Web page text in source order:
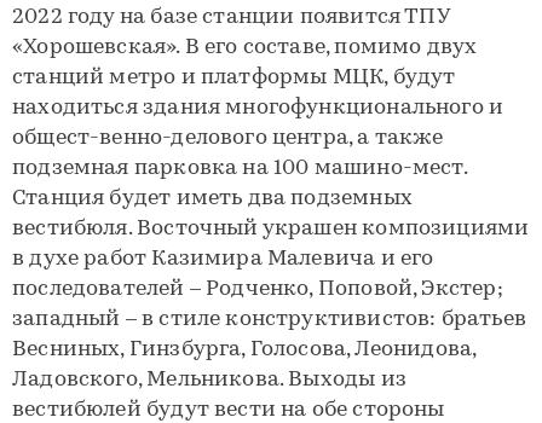
2022 году на базе станции появится ТПУ
«Хорошевская». В его составе, помимо двух
станций метро и платформы МЦК, будут
находиться здания многофункционального и
общест-венно-делового центра, а также
подземная парковка на 100 машино-мест.
Станция будет иметь два подземных
вестибюля. Восточный украшен композициями
в духе работ Казимира Малевича и его
последователей – Родченко, Поповой, Экстер;
западный – в стиле конструктивистов: братьев
Весниных, Гинзбурга, Голосова, Леонидова,
Ладовского, Мельникова. Выходы из
вестибюлей будут вести на обе стороны